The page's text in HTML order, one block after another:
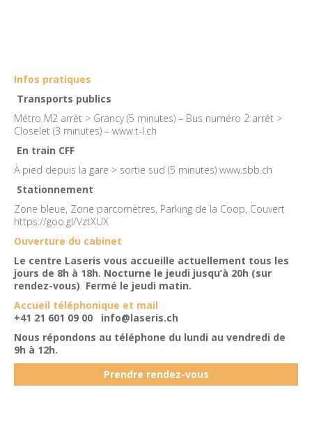
Infos pratiques
Transports publics
Métro M2 arrêt > Grancy (5 minutes) – Bus numéro 2 arrêt >
Closelet (3 minutes) – www.t-l.ch
En train CFF
À pied depuis la gare > sortie sud (5 minutes) www.sbb.ch
Stationnement
Zone bleue, Zone parcomètres, Parking de la Coop, Couvert
https://goo.gl/VztXUX
Ouverture du cabinet
Le centre Laseris vous accueille actuellement tous les
jours de 8h à 18h. Nocturne le jeudi jusqu’à 20h (sur
rendez-vous) Fermé le jeudi matin.
Accueil téléphonique et mail
+41 21 601 09 00
info@laseris.ch
Nous répondons au téléphone du lundi au vendredi de
9h à 12h.
Prendre rendez-vous